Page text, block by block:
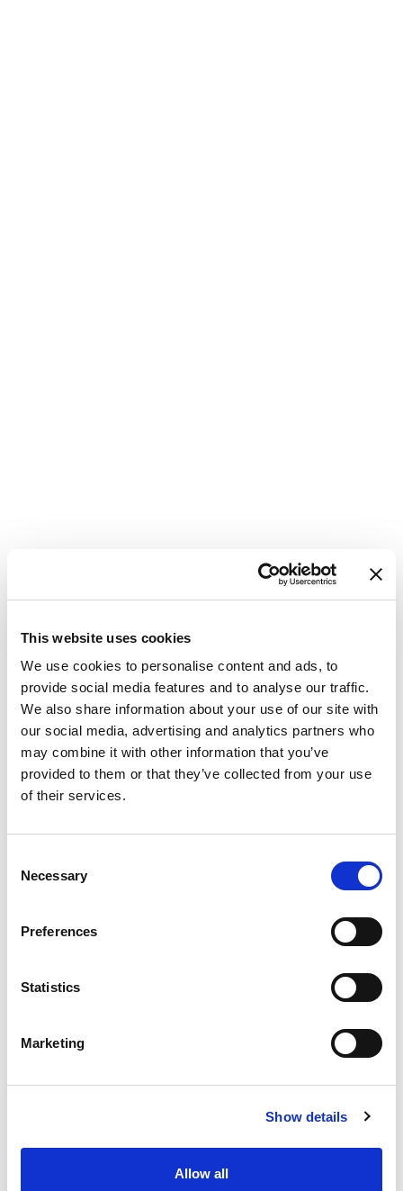
This website uses cookies
We use cookies to personalise content and ads, to
provide social media features and to analyse our traffic.
We also share information about your use of our site with
our social media, advertising and analytics partners who
may combine it with other information that you’ve
provided to them or that they’ve collected from your use
of their services.
Selection
Necessary
Preferences
Statistics
Marketing
Show details
Allow all